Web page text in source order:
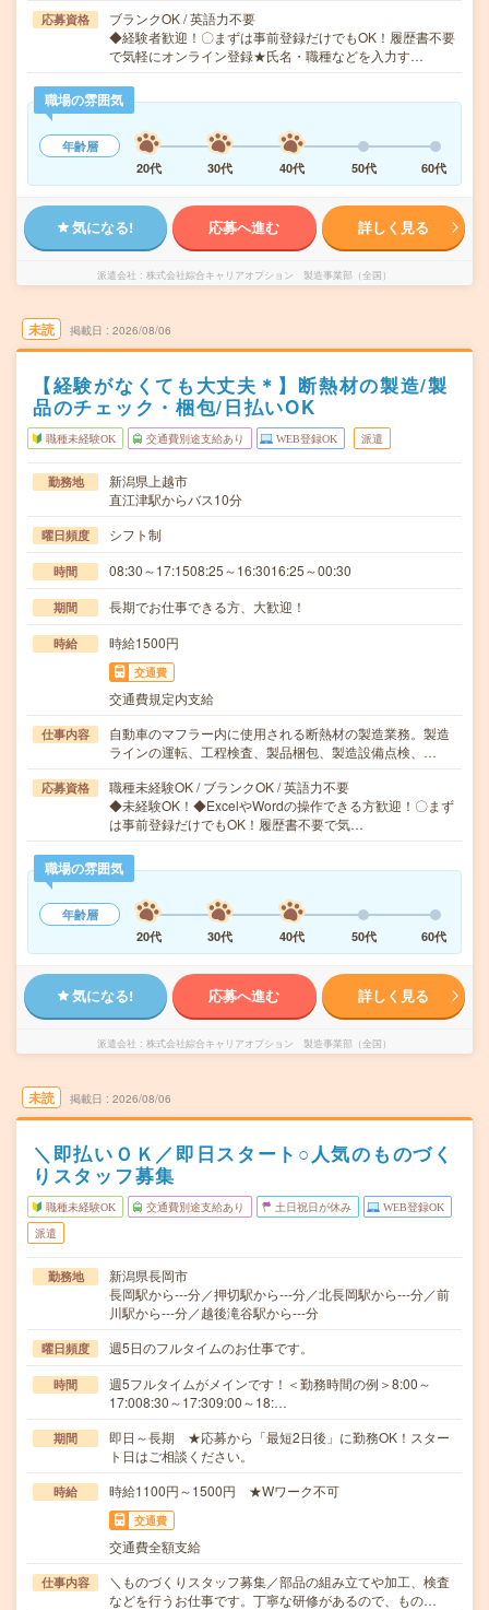
応募資格
ブランクOK / 英語力不要
◆経験者歓迎！〇まずは事前登録だけでもOK！履歴書不要
で気軽にオンライン登録★氏名・職種などを入力す…
職場の雰囲気
年齢層
20代
30代 40代 50代 60代
気になる! 応募へ進む 詳しく見る
派遣会社 株式会社綜合キャリアオプション 製造事業部（全国）
未読 掲載日 2026/08/06
【経験がなくても大丈夫＊】断熱材の製造/製
品のチェック・梱包/日払いOK
職種未経験OK 交通費別途支給あり WEB登録OK 派遣
勤務地
新潟県上越市
直江津駅からバス10分
曜日頻度 シフト制
時間 08:30～17:1508:25～16:3016:25～00:30
期間 長期でお仕事できる方、大歓迎！
時給 時給1500円
交通費
交通費規定内支給
仕事内容
自動車のマフラー内に使用される断熱材の製造業務。製造
ラインの運転、工程検査、製品梱包、製造設備点検、…
応募資格
職種未経験OK / ブランクOK / 英語力不要
◆未経験OK！◆ExcelやWordの操作できる方歓迎！〇まず
は事前登録だけでもOK！履歴書不要で気…
職場の雰囲気
年齢層
20代
30代 40代 50代 60代
気になる! 応募へ進む 詳しく見る
派遣会社 株式会社綜合キャリアオプション 製造事業部（全国）
未読 掲載日 2026/08/06
＼即払いＯＫ／即日スタート○人気のものづく
りスタッフ募集
職種未経験OK 交通費別途支給あり 土日祝日が休み WEB登録OK
派遣
勤務地
新潟県長岡市
長岡駅から---分／押切駅から---分／北長岡駅から---分／前
川駅から---分／越後滝谷駅から---分
曜日頻度 週5日のフルタイムのお仕事です。
時間
週5フルタイムがメインです！＜勤務時間の例＞8:00～
17:008:30～17:309:00～18:…
期間
即日～長期 ★応募から「最短2日後」に勤務OK！スター
ト日はご相談ください。
時給 時給1100円～1500円 ★Wワーク不可
交通費
交通費全額支給
仕事内容
＼ものづくりスタッフ募集／部品の組み立てや加工、検査
などを行うお仕事です。丁寧な研修があるので、もの…